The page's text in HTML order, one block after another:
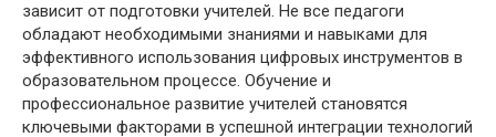
зависит от подготовки учителей. Не все педагоги
обладают необходимыми знаниями и навыками для
эффективного использования цифровых инструментов в
образовательном процессе. Обучение и
профессиональное развитие учителей становятся
ключевыми факторами в успешной интеграции технологий